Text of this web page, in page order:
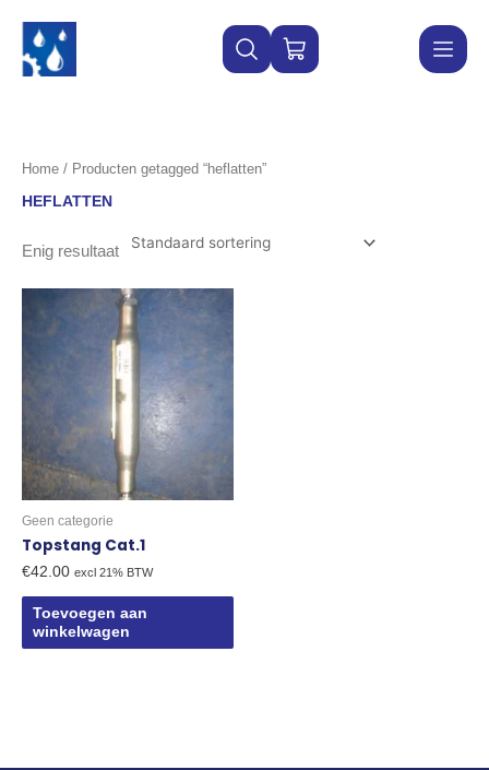
inhoud
WINKELWAGEN
Home / Producten getagged “heflatten”
HEFLATTEN
Enig resultaat
Geen categorie
Topstang Cat.1
€42.00 excl 21% BTW
Toevoegen aan
winkelwagen